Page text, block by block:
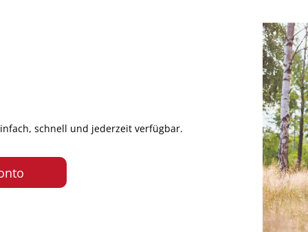
schnell und jederzeit verfügbar.